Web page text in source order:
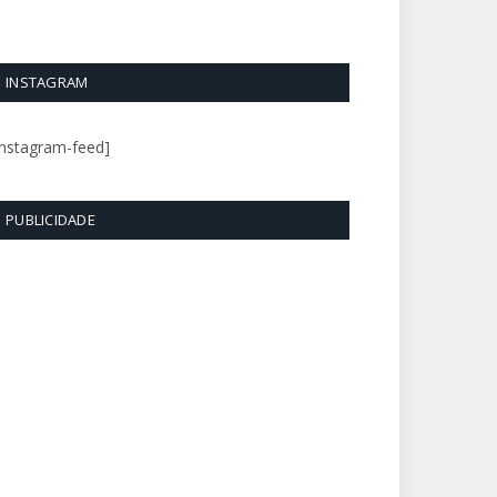
INSTAGRAM
feed]
PUBLICIDADE